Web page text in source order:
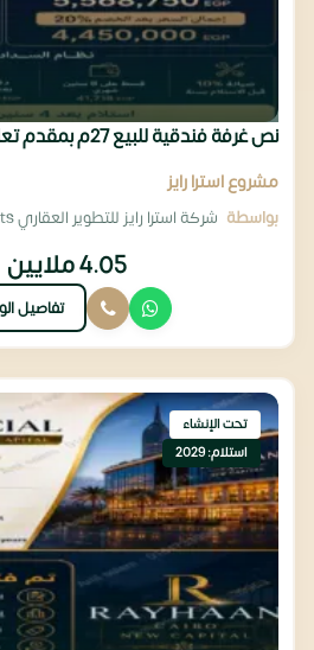
نص غرفة فندقية للبيع 27م بمقدم تعاقد 202 ألف
مشروع استرا رايز
بواسطة شركة استرا رايز للتطوير العقاري Astra Rise Developments
4.05 ملايين
تفاصيل
تحت الإنشاء
استلام: 2029